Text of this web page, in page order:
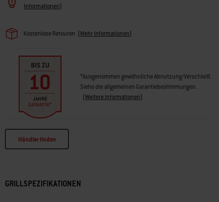
· Unteres und mittleres Regalfach
· 10 Jahre eingeschränkte Garantie
Informationen)
Kostenlose Retouren (Mehr Informationen)
*Ausgenommen gewöhnliche Abnutzung/Verschleiß.
Siehe die allgemeinen Garantiebestimmungen.
(Weitere Informationen)
Händler finden
GRILLSPEZIFIKATIONEN